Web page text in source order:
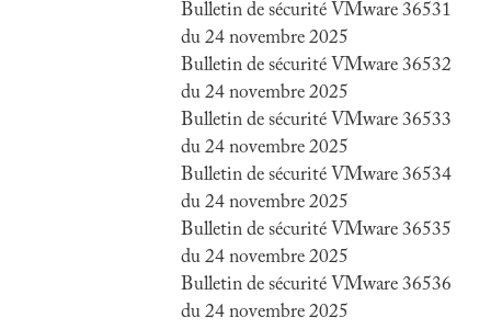
Bulletin de sécurité VMware 36531
du 24 novembre 2025
Bulletin de sécurité VMware 36532
du 24 novembre 2025
Bulletin de sécurité VMware 36533
du 24 novembre 2025
Bulletin de sécurité VMware 36534
du 24 novembre 2025
Bulletin de sécurité VMware 36535
du 24 novembre 2025
Bulletin de sécurité VMware 36536
du 24 novembre 2025